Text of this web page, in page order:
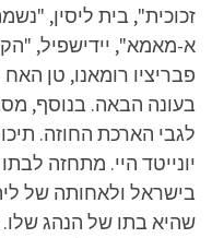
זכוכית", בית ליסין,
א-מאמא", יידישפיל,
פבריציו רומאנו, טן
בעונה הבאה. בנוסף,
לגבי הארכת החוזה.
יונייטד היי. מתחזה
בישראל ולאחותה של
שהיא בתו של הנהג